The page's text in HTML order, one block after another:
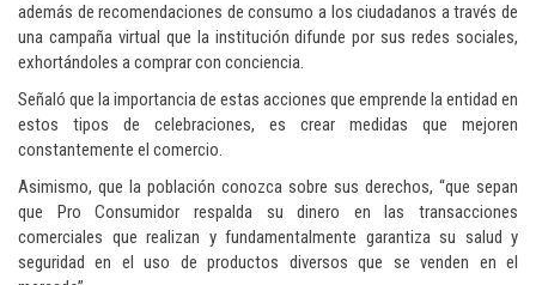
además de recomendaciones de consumo a los ciudadanos a través de
una campaña virtual que la institución difunde por sus redes sociales,
exhortándoles a comprar con conciencia.
Señaló que la importancia de estas acciones que emprende la entidad en
estos tipos de celebraciones, es crear medidas que mejoren
constantemente el comercio.
Asimismo, que la población conozca sobre sus derechos, “que sepan
que Pro Consumidor respalda su dinero en las transacciones
comerciales que realizan y fundamentalmente garantiza su salud y
seguridad en el uso de productos diversos que se venden en el